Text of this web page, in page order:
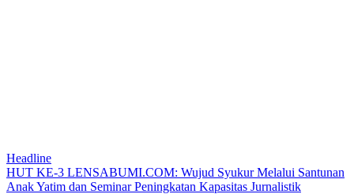
Headline
HUT KE-3 LENSABUMI.COM: Wujud Syukur Melalui Santunan
Anak Yatim dan Seminar Peningkatan Kapasitas Jurnalistik